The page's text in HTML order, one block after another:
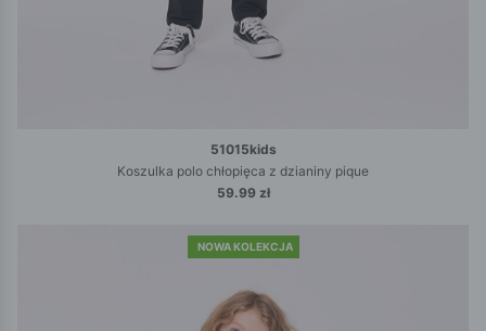
51015kids
Koszulka polo chłopięca z dzianiny pique
59.99 zł
NOWA KOLEKCJA